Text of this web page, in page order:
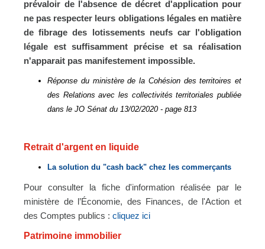
prévaloir de l'absence de décret d'application pour
ne pas respecter leurs obligations légales en matière
de fibrage des lotissements neufs car l'obligation
légale est suffisamment précise et sa réalisation
n'apparait pas manifestement impossible.
Réponse du ministère de la Cohésion des territoires et
des Relations avec les collectivités territoriales publiée
dans le JO Sénat du 13/02/2020 - page 813
Retrait d'argent en liquide
La solution du "cash back" chez les commerçants
Pour consulter la fiche d'information réalisée par le
ministère de l’Économie, des Finances, de l'Action et
des Comptes publics : cliquez ici
Patrimoine immobilier